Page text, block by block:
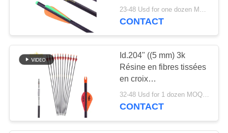
POLITIQUE
DE
CONFIDENTIALITÉ
Flèches faites sur
commande
Droiteur 3k Boulons en
fibre de bois tissé croisé
23-48 Usd for one dozen MOQ:2 douzaines
CONTACT
Id.204" ((5 mm) 3k
Résine en fibres tissées
en croix
250/3000/350/400/500
Turquie et cerfs Saison
32-48 Usd for 1 dozen MOQ:2 douzaines
CONTACT